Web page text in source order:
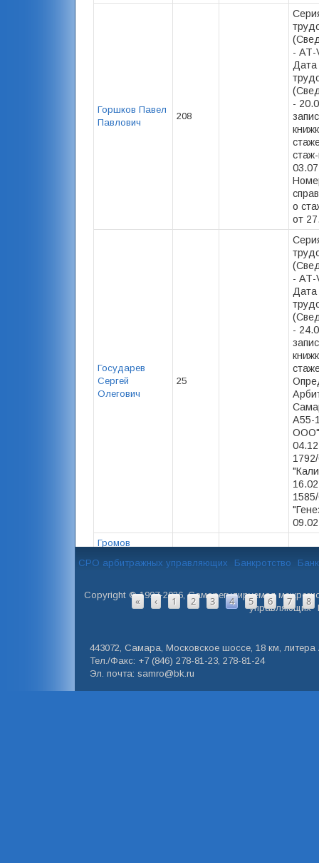
Горшков Павел
Павлович
208
- АТ-
Дата
-
о
от
Государев
Сергей
Олегович
25
- АТ-
Дата
-
А55-
Громов
Михайлович
СТРАНИЦЫ
« ‹ 1 2 3 4 5 6 7 8
СРО арбитражных управляющих Банкротство
Copyright © 1997-2026, Саморегулируемая
управляющих"
443072, Самара, Московское шоссе, 18 км, литера
Тел./Факс: +7 (846) 278-81-23, 278-81-24
Эл. почта: samro@bk.ru